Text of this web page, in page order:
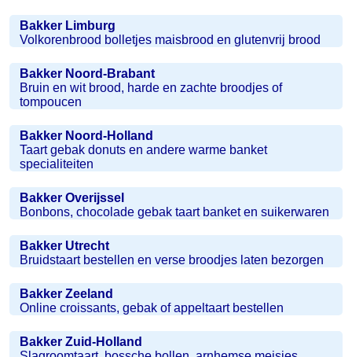
Bakker Limburg
Volkorenbrood bolletjes maisbrood en glutenvrij brood
Bakker Noord-Brabant
Bruin en wit brood, harde en zachte broodjes of
tompoucen
Bakker Noord-Holland
Taart gebak donuts en andere warme banket
specialiteiten
Bakker Overijssel
Bonbons, chocolade gebak taart banket en suikerwaren
Bakker Utrecht
Bruidstaart bestellen en verse broodjes laten bezorgen
Bakker Zeeland
Online croissants, gebak of appeltaart bestellen
Bakker Zuid-Holland